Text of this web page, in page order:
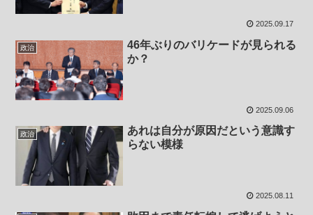
2025.09.17
政治
46年ぶりのバリケードが見られる
か？
2025.09.06
政治
あれは自分が原因だという意識す
らない模様
2025.08.11